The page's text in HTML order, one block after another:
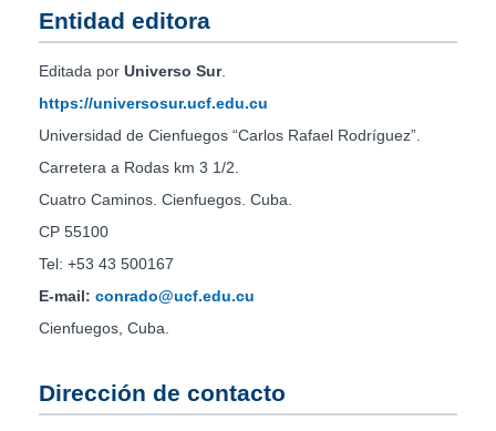
Entidad editora
Editada por Universo Sur.
https://universosur.ucf.edu.cu
Universidad de Cienfuegos “Carlos Rafael Rodríguez”.
Carretera a Rodas km 3 1/2.
Cuatro Caminos. Cienfuegos. Cuba.
CP 55100
Tel: +53 43 500167
E-mail: conrado@ucf.edu.cu
Cienfuegos, Cuba.
Dirección de contacto